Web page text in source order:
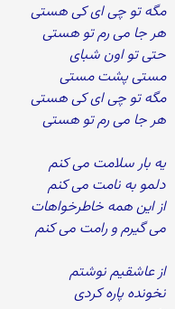
مگه تو چی ای کی هستی
هر جا می رم تو هستی
حتی تو اون شبای
مستی پشت مستی
مگه تو چی ای کی هستی
هر جا می رم تو هستی
یه بار سلامت می کنم
دلمو به نامت می کنم
از این همه خاطرخواهات
می گیرم و رامت می کنم
از عاشقیم نوشتم
نخونده پاره کردی